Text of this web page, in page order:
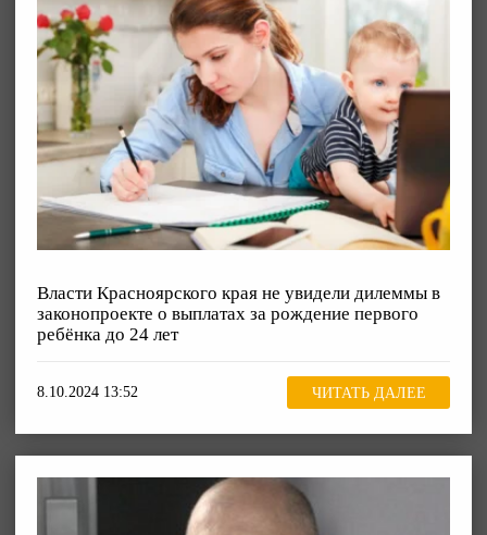
Власти Красноярского края не увидели дилеммы в
законопроекте о выплатах за рождение первого
ребёнка до 24 лет
8.10.2024 13:52 ЧИТАТЬ ДАЛЕЕ